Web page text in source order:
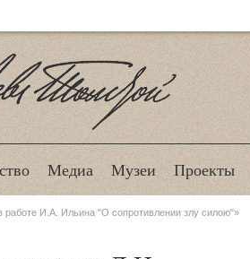
Толстой
Медиа Музеи Проекты
работе И.А. Ильина "О сопротивлении злу силою"»